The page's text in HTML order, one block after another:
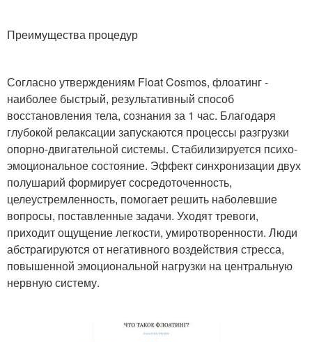
Преимущества процедур
Согласно утверждениям Float Cosmos, флоатинг -
наиболее быстрый, результативный способ
восстановления тела, сознания за 1 час. Благодаря
глубокой релаксации запускаются процессы разгрузки
опорно-двигательной системы. Стабилизируется психо-
эмоциональное состояние. Эффект синхронизации двух
полушарий формирует сосредоточенность,
целеустремленность, помогает решить наболевшие
вопросы, поставленные задачи. Уходят тревоги,
приходит ощущение легкости, умиротворенности. Люди
абстрагируются от негативного воздействия стресса,
повышенной эмоциональной нагрузки на центральную
нервную систему.